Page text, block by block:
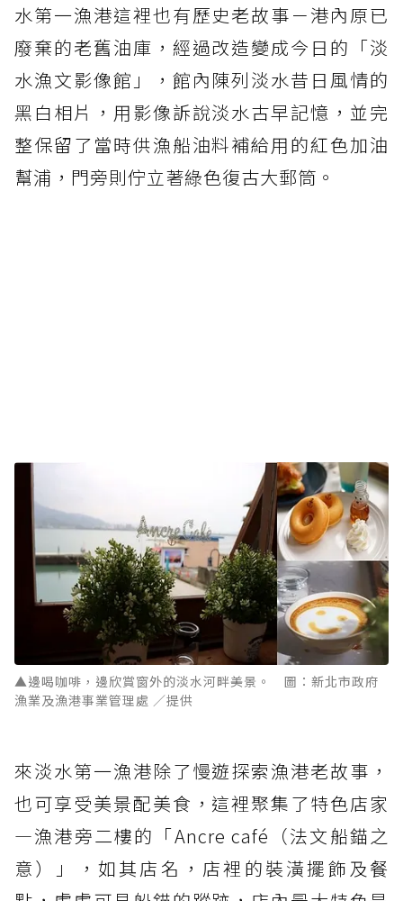
水第一漁港這裡也有歷史老故事－港內原已
廢棄的老舊油庫，經過改造變成今日的「淡
水漁文影像館」，館內陳列淡水昔日風情的
黑白相片，用影像訴說淡水古早記憶，並完
整保留了當時供漁船油料補給用的紅色加油
幫浦，門旁則佇立著綠色復古大郵筒。
▲邊喝咖啡，邊欣賞窗外的淡水河畔美景。 圖：新北市政府
漁業及漁港事業管理處 ／提供
來淡水第一漁港除了慢遊探索漁港老故事，
也可享受美景配美食，這裡聚集了特色店家
—漁港旁二樓的「Ancre café（法文船錨之
意）」，如其店名，店裡的裝潢擺飾及餐